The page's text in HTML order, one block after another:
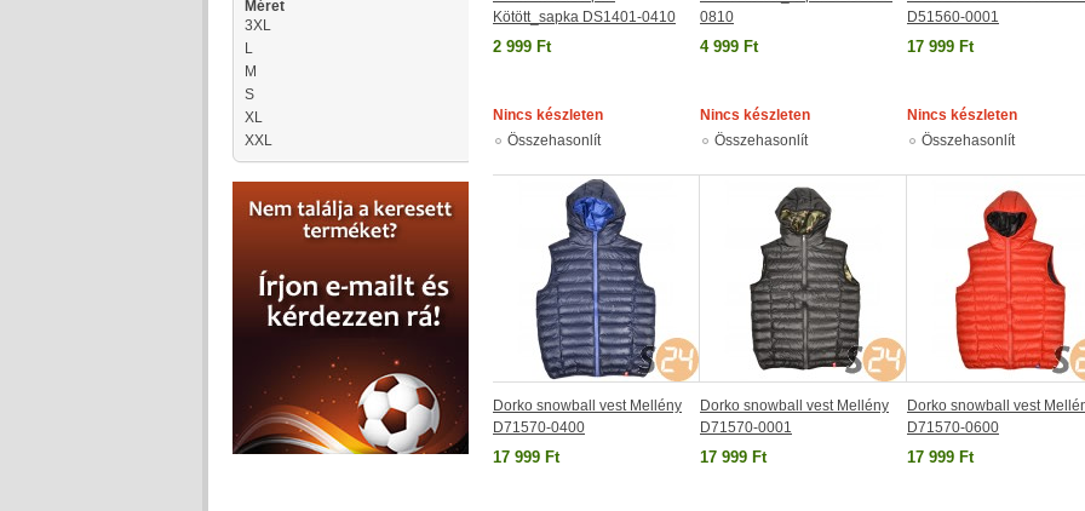
Méret
3XL
L
M
S
XL
XXL
Kötött_sapka DS1401-0410
2 999 Ft
Nincs készleten
Összehasonlít
0810
4 999 Ft
Nincs készleten
Összehasonlít
D51560-0001
17 999 Ft
Nincs készleten
Összehasonlít
Dorko snowball vest Mellény
D71570-0400
17 999 Ft
Dorko snowball vest Mellény
D71570-0001
17 999 Ft
Dorko snowball vest
D71570-0600
17 999 Ft